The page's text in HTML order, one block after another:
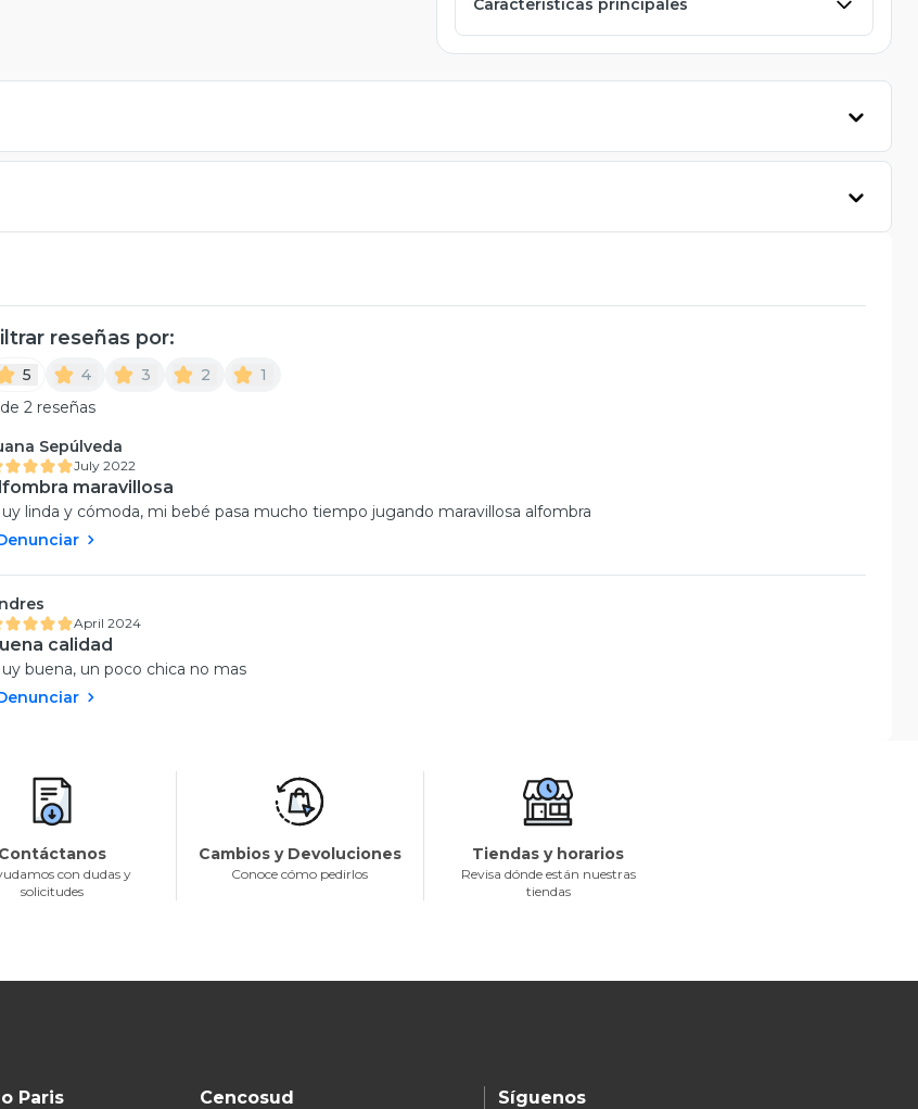
Características principales
reseñas por:
5 4 3 2
1
2 reseñas
Sepúlveda
July 2022
maravillosa
linda y cómoda, mi bebé pasa mucho tiempo jugando maravillosa alfombra
April 2024
calidad
buena, un poco chica no mas
Contáctanos
con dudas y
solicitudes
Cambios y Devoluciones
Conoce cómo pedirlos
Tiendas y horarios
Revisa dónde están nuestras
tiendas
Paris Cencosud Síguenos